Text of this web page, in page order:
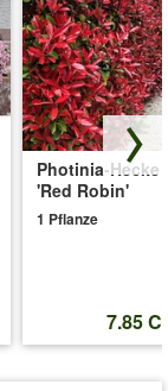
Photinia-Hecke
'Red Robin'
1 Pflanze
7.85